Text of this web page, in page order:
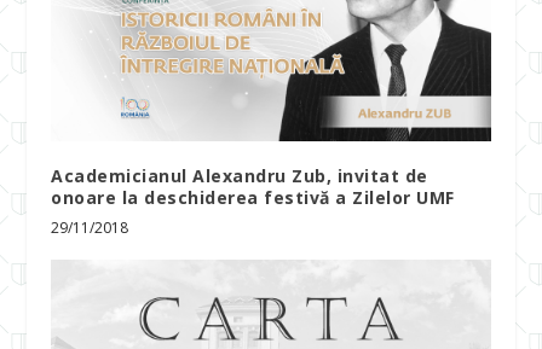
Academicianul Alexandru Zub, invitat de
onoare la deschiderea festivă a Zilelor UMF
29/11/2018